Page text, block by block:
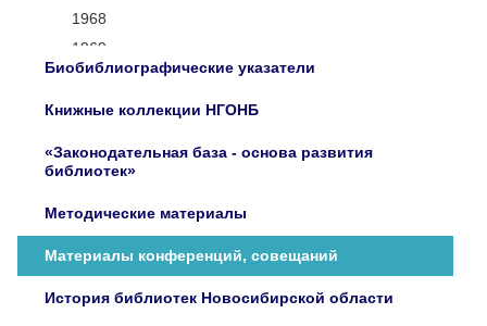
1968
1969
1970
1971
1973
1975
1976
1978
Биобиблиографические указатели
Книжные коллекции НГОНБ
«Законодательная база - основа развития
библиотек»
Методические материалы
Материалы конференций, совещаний
История библиотек Новосибирской области